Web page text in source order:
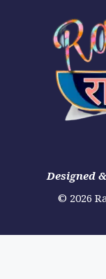
Designed
© 2026